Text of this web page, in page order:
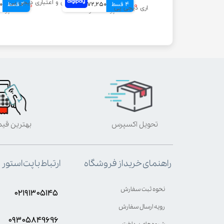
۳,۱۴۹,۰۰۰ تومان
4 قسط ۶۸۹,۰۰۰ تومان
4 قسط 172,250 تومانی
تحویل اکسپرس بهترین
راهنمای خرید از فروشگاه
نحوه ثبت سفارش
رویه ارسال سفارش
ارتباط با پت استور
۰۲۱۹۱۳۰۵۱۴۵
۰۹۳۰۵8۴9696